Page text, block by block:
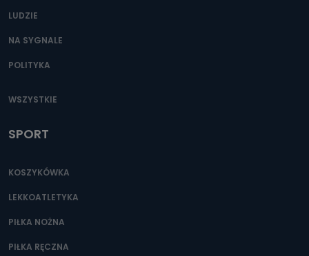
LUDZIE
NA SYGNALE
POLITYKA
WSZYSTKIE
SPORT
KOSZYKÓWKA
LEKKOATLETYKA
PIŁKA NOŻNA
PIŁKA RĘCZNA